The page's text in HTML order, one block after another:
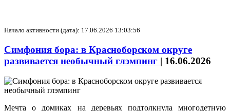
Начало активности (дата): 17.06.2026 13:03:56
Симфония бора: в Красноборском округе
развивается необычный глэмпинг | 16.06.2026
Мечта о домиках на деревьях подтолкнула многодетную